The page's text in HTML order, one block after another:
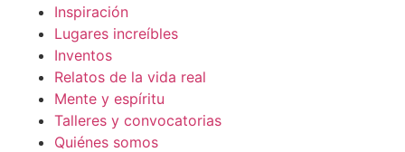
Inspiración
Lugares increíbles
Inventos
Relatos de la vida real
Mente y espíritu
Talleres y convocatorias
Quiénes somos